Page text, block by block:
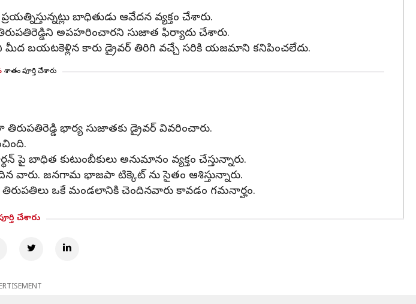
బాధితుడు ఆవేదన వ్యక్తం చేశారు.
అపహరించారని సుజాత ఫిర్యాదు చేశారు.
మీద బయటకెళ్లిన కారు డ్రైవర్ తిరిగి వచ్చే సరికి యజమాని కనిపించలేదు.
శాతం పూర్తి చేశారు
భార్య సుజాతకు డ్రైవర్ వివరించారు.
బాధిత కుటుంబీకులు అనుమానం వ్యక్తం చేస్తున్నారు.
వారు. జనగామ భాజపా టిక్కెట్ ను సైతం ఆశిస్తున్నారు.
తిరుపతిలు ఒకే మండలానికి చెందినవారు కావడం గమనార్హం.
చేశారు